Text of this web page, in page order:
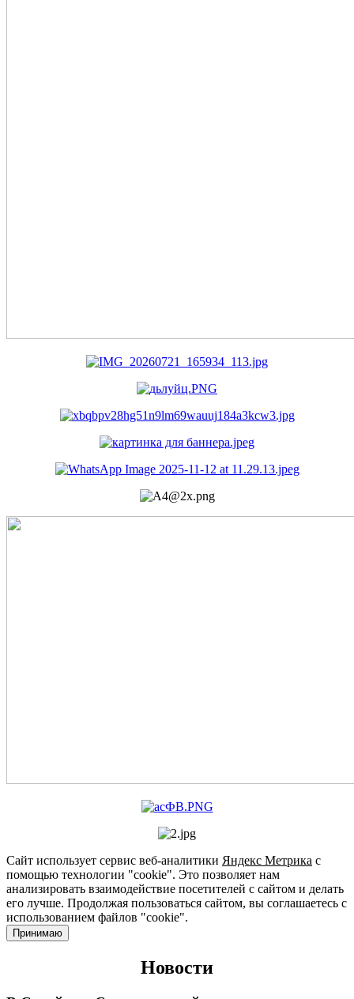
Сайт использует сервис веб-аналитики Яндекс Метрика с
помощью технологии "cookie". Это позволяет нам
анализировать взаимодействие посетителей с сайтом и делать
его лучше. Продолжая пользоваться сайтом, вы соглашаетесь с
использованием файлов "cookie".
Принимаю
Новости